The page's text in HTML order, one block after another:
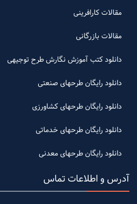
مقالات کارافرینی
مقالات بازرگانی
دانلود کتب آموزش نگارش طرح توجیهی
دانلود رایگان طرحهای صنعتی
دانلود رایگان طرحهای کشاورزی
دانلود رایگان طرحهای خدماتی
دانلود رایگان طرحهای معدنی
آدرس و اطلاعات تماس